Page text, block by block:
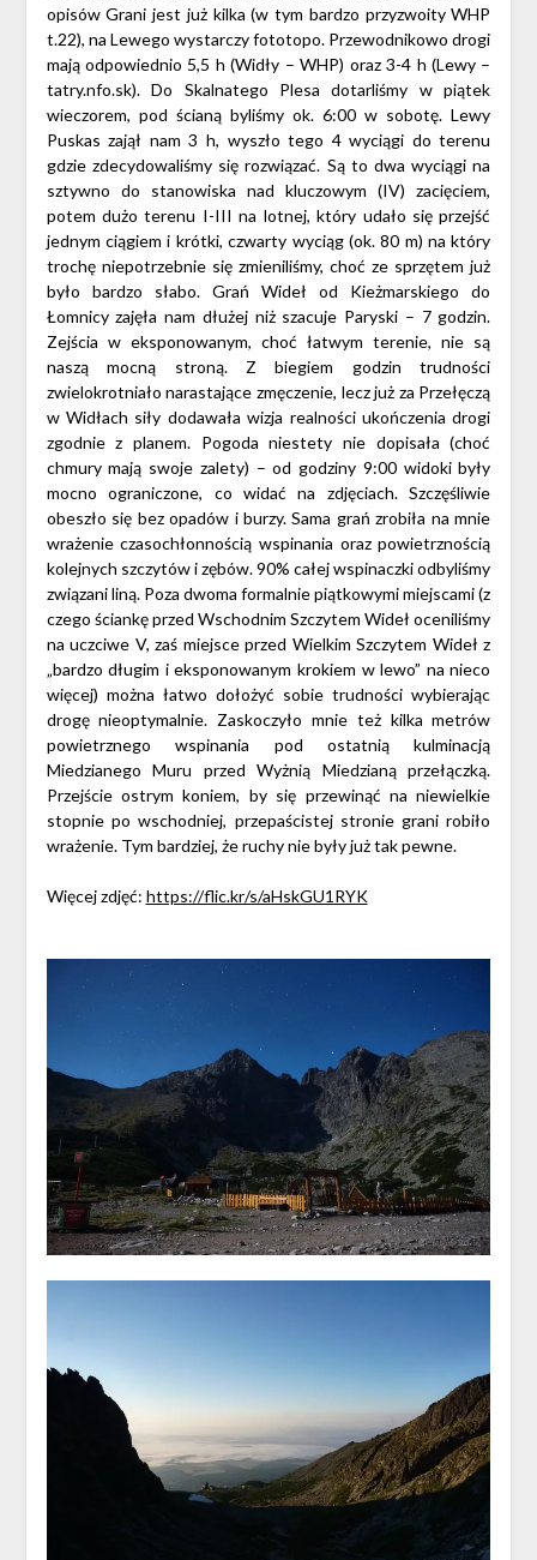
opisów Grani jest już kilka (w tym bardzo przyzwoity WHP
t.22), na Lewego wystarczy fototopo. Przewodnikowo drogi
mają odpowiednio 5,5 h (Widły – WHP) oraz 3-4 h (Lewy –
tatry.nfo.sk). Do Skalnatego Plesa dotarliśmy w piątek
wieczorem, pod ścianą byliśmy ok. 6:00 w sobotę. Lewy
Puskas zajął nam 3 h, wyszło tego 4 wyciągi do terenu
gdzie zdecydowaliśmy się rozwiązać. Są to dwa wyciągi na
sztywno do stanowiska nad kluczowym (IV) zacięciem,
potem dużo terenu I-III na lotnej, który udało się przejść
jednym ciągiem i krótki, czwarty wyciąg (ok. 80 m) na który
trochę niepotrzebnie się zmieniliśmy, choć ze sprzętem już
było bardzo słabo. Grań Wideł od Kieżmarskiego do
Łomnicy zajęła nam dłużej niż szacuje Paryski – 7 godzin.
Zejścia w eksponowanym, choć łatwym terenie, nie są
naszą mocną stroną. Z biegiem godzin trudności
zwielokrotniało narastające zmęczenie, lecz już za Przełęczą
w Widłach siły dodawała wizja realności ukończenia drogi
zgodnie z planem. Pogoda niestety nie dopisała (choć
chmury mają swoje zalety) – od godziny 9:00 widoki były
mocno ograniczone, co widać na zdjęciach. Szczęśliwie
obeszło się bez opadów i burzy. Sama grań zrobiła na mnie
wrażenie czasochłonnością wspinania oraz powietrznością
kolejnych szczytów i zębów. 90% całej wspinaczki odbyliśmy
związani liną. Poza dwoma formalnie piątkowymi miejscami (z
czego ściankę przed Wschodnim Szczytem Wideł oceniliśmy
na uczciwe V, zaś miejsce przed Wielkim Szczytem Wideł z
„bardzo długim i eksponowanym krokiem w lewo” na nieco
więcej) można łatwo dołożyć sobie trudności wybierając
drogę nieoptymalnie. Zaskoczyło mnie też kilka metrów
powietrznego wspinania pod ostatnią kulminacją
Miedzianego Muru przed Wyżnią Miedzianą przełączką.
Przejście ostrym koniem, by się przewinąć na niewielkie
stopnie po wschodniej, przepaścistej stronie grani robiło
wrażenie. Tym bardziej, że ruchy nie były już tak pewne.
Więcej zdjęć: https://flic.kr/s/aHskGU1RYK